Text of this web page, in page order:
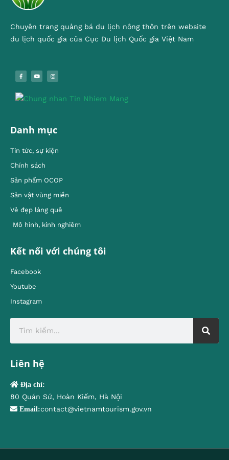
Chuyên trang quảng bá du lịch nông thôn trên website
du lịch quốc gia của Cục Du lịch Quốc gia Việt Nam
Danh mục
Tin tức, sự kiện
Chính sách
Sản phẩm OCOP
Sản vật vùng miền
Vẻ đẹp làng quê
Mô hình, kinh nghiêm
Kết nối với chúng tôi
Facebook
Youtube
Instagram
Liên hệ
Địa chỉ:
80 Quán Sứ, Hoàn Kiếm, Hà Nội
Email:contact@vietnamtourism.gov.vn